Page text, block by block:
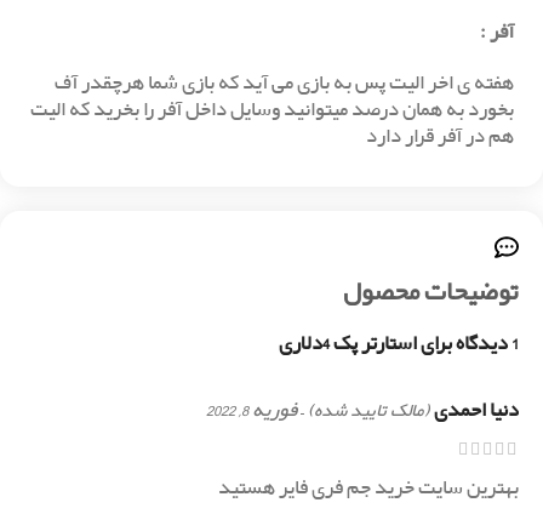
آفر:
هفته ی اخر الیت پس به بازی می آید که بازی شما هرچقدر آف
بخورد به همان درصد میتوانید وسایل داخل آفر را بخرید که الیت
هم در آفر قرار دارد
توضیحات محصول
1 دیدگاه برای استارتر پک 4دلاری
دنیا احمدی(مالک تایید شده)–فوریه 8, 2022
بهترین سایت خرید جم فری فایر هستید